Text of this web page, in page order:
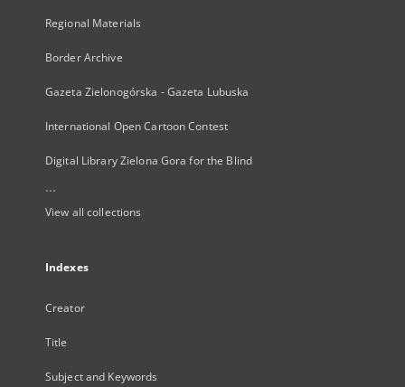
Regional Materials
Border Archive
Gazeta Zielonogórska - Gazeta Lubuska
International Open Cartoon Contest
Digital Library Zielona Gora for the Blind
...
View all collections
Indexes
Creator
Title
Subject and Keywords